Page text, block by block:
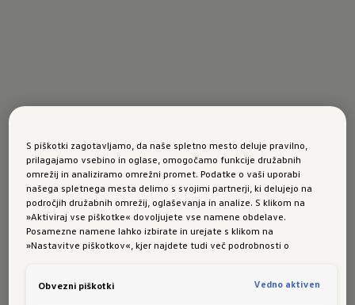
S piškotki zagotavljamo, da naše spletno mesto deluje pravilno,
prilagajamo vsebino in oglase, omogočamo funkcije družabnih
omrežij in analiziramo omrežni promet. Podatke o vaši uporabi
našega spletnega mesta delimo s svojimi partnerji, ki delujejo na
področjih družabnih omrežij, oglaševanja in analize. S klikom na
»Aktiviraj vse piškotke« dovoljujete vse namene obdelave.
Posamezne namene lahko izbirate in urejate s klikom na
»Nastavitve piškotkov«, kjer najdete tudi več podrobnosti o
Obvezni piškotki
Vedno aktiven